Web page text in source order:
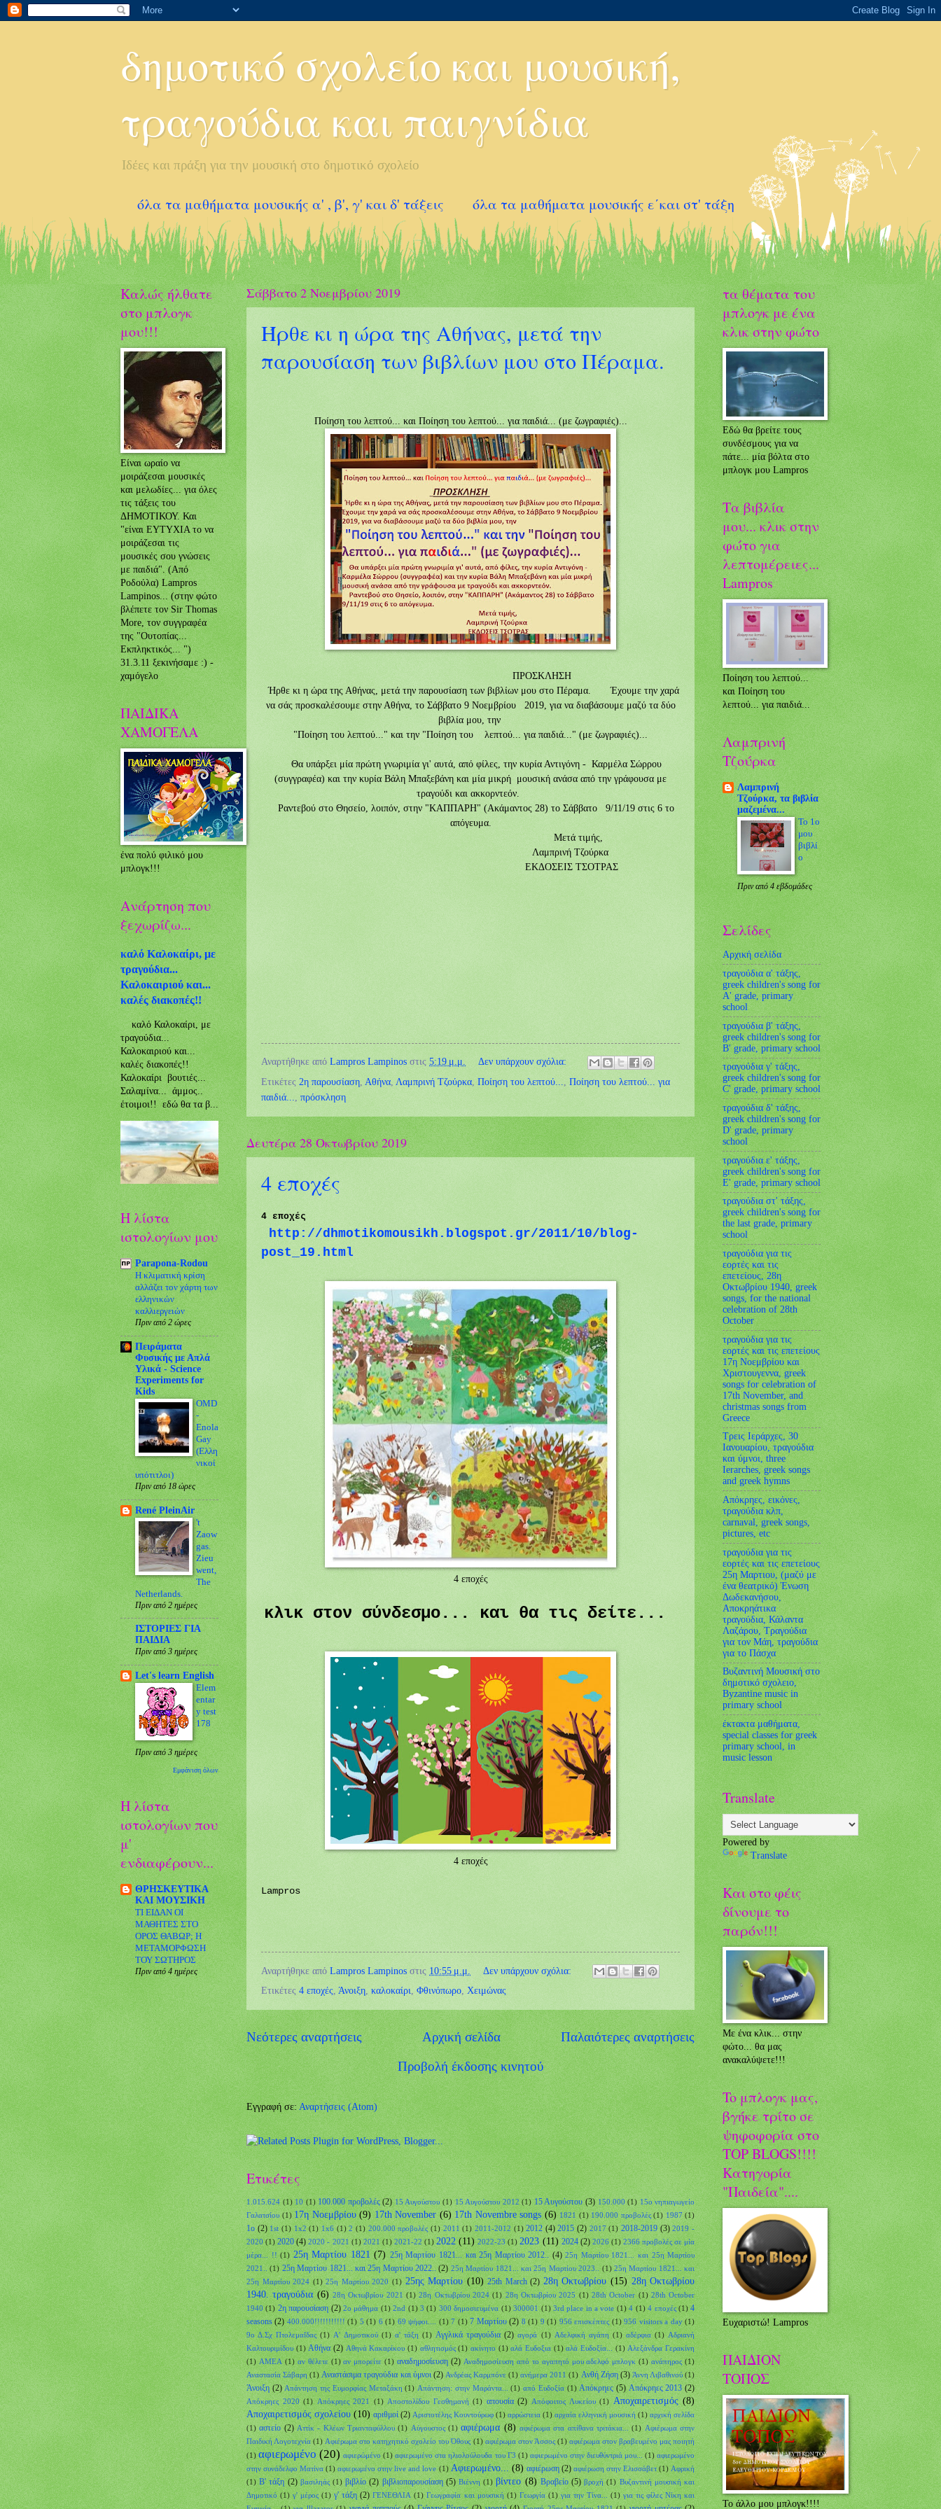
δημοτικό σχολείο και μουσική,
τραγούδια και παιγνίδια
Ιδέες και πράξη για την μουσική στο δημοτικό σχολείο
όλα τα μαθήματα μουσικής α' , β', γ' και δ' τάξεις όλα τα μαθήματα μουσικής ε΄και στ' τάξη
Σάββατο 2 Νοεμβρίου 2019
Ήρθε κι η ώρα της Αθήνας, μετά την
παρουσίαση των βιβλίων μου στο Πέραμα.
Ποίηση του λεπτού... και Ποίηση του λεπτού... για παιδιά... (με ζωγραφιές)...
ΠΡΟΣΚΛΗΣΗ
Ήρθε κι η ώρα της Αθήνας, μετά την παρουσίαση των βιβλίων μου στο Πέραμα. Έχουμε την χαρά
να σάς προσκαλέσουμε στην Αθήνα, το Σάββατο 9 Νοεμβρίου 2019, για να διαβάσουμε μαζύ τα δύο
βιβλία μου, την
"Ποίηση του λεπτού..." και την "Ποίηση του λεπτού... για παιδιά..." (με ζωγραφιές)...
Θα υπάρξει μία πρώτη γνωριμία γι' αυτά, από φίλες, την κυρία Αντιγόνη - Καρμέλα Σώρρου
(συγγραφέα) και την κυρία Βάλη Μπαξεβάνη και μία μικρή μουσική ανάσα από την γράφουσα με
τραγούδι και ακκορντεόν.
Ραντεβού στο Θησείο, λοιπόν, στην "ΚΑΠΠΑΡΗ" (Ακάμαντος 28) το Σάββατο 9/11/19 στις 6 το
απόγευμα.
Μετά τιμής,
Λαμπρινή Τζούρκα
ΕΚΔΟΣΕΙΣ ΤΣΟΤΡΑΣ
Αναρτήθηκε από Lampros Lampinos στις 5:19 μ.μ.
Δεν υπάρχουν σχόλια:
Ετικέτες 2η παρουσίαση Αθήνα Λαμπρινή Τζούρκα Ποίηση του λεπτού...
Ποίηση του λεπτού... για
παιδιά...
πρόσκληση
Δευτέρα 28 Οκτωβρίου 2019
4 εποχές
4 εποχές
http://dhmotikomousikh.blogspot.gr/2011/10/blog-
post_19.html
4 εποχές
κλικ στον σύνδεσμο... και θα τις δείτε...
4 εποχές
Lampros
Αναρτήθηκε από Lampros Lampinos στις 10:55 μ.μ.
Δεν υπάρχουν σχόλια:
Ετικέτες 4 εποχές, Άνοιξη, καλοκαίρι, Φθινόπωρο, Χειμώνας
Νεότερες αναρτήσεις Παλαιότερες αναρτήσεις
Αρχική σελίδα
Προβολή έκδοσης κινητού
Εγγραφή σε: Αναρτήσεις (Atom)
Ετικέτες
1.015.624 (1) 10 (1) 100.000 προβολές (2) 15 Αυγούστου (1) 15 Αυγούστου 2012 (1) 15 Αυγούστου (3) 150.000 (1) 15ο νηπιαγωγείο
Γαλατσίου (1) 17η Νοεμβρίου (9) 17th November (6) 17th Novembre songs (6) 1821 (1) 190.000 προβολές (1) 1987 (1)
1ο (2) 1st (1) 1x2 (1) 1x6 (1) 2 (1) 200.000 προβολές (1) 2011 (1) 2011-2012 (1) 2012 (4) 2015 (2) 2017 (1) 2018-2019 (3) 2019 -
2020 (1) 2020 (4) 2020 - 2021 (1) 2021 (1) 2021-22 (1) 2022 (11) 2022-23 (1) 2023 (11) 2024 (2) 2026 (1) 2366 προβολές σε μία
μέρα... !! (1) 25η Μαρτίου 1821 (7) 25η Μαρτίου 1821... και 25η Μαρτίου 2012.. (4) 25η Μαρτίου 1821... και 25η Μαρτίου
2021.. (1) 25η Μαρτίου 1821... και 25η Μαρτίου 2022.. (2) 25η Μαρτίου 1821... και 25η Μαρτίου 2023.. (1) 25η Μαρτίου 1821... και
25η Μαρτίου 2024 (1) 25η Μαρτίου 2020 (1) 25ης Μαρτίου (10) 25th March (2) 28η Οκτωβρίου (15) 28η Οκτωβρίου
1940. τραγούδια (6) 28η Οκτωβρίου 2021 (1) 28η Οκτωβρίου 2024 (1) 28η Οκτωβρίου 2025 (1) 28th October (1) 28th October
1940 (1) 2η παρουσίαση (2) 2ο μάθημα (1) 2nd (1) 3 (1) 300 δημοσιευμένα (1) 300001 (1) 3rd place in a vote (1) 4 (1) 4 εποχές (1) 4
seasons (2) 400.000!!!!!!!!!!! (1) 5 (1) 6 (1) 69 ψήφοι.... (1) 7 (1) 7 Μαρτίου (2) 8 (1) 9 (1) 956 επισκέπτες (1) 956 visitors a day (1)
9ο Δ.Σχ Πτολεμαΐδας (1) Α' Δημοτικού (1) α' τάξη (1) Αγγλικά τραγούδια (2) αγορά (1) Αδελφική αγάπη (1) αδέρφια (1) Αδριανή
Καλτουριμίδου (1) Αθήνα (2) Αθηνά Κακαρίκου (1) αθλητισμός (1) ακίνητο (1) αλά Ευδοξια (1) αλά Ευδοξία... (1) Αλεξάνδρα Γερακίνη
(1) ΑΜΕΑ (1) αν θέλετε (1) αν μπορείτε (1) αναδημοσίευση (2) Αναδημοσίευση από το αγαπητό μου αδελφό μπλογκ (1) ανάπηρος (1)
Αναστασία Σάβαρη (1) Αναστάσιμα τραγούδια και ύμνοι (2) Ανδρέας Καρμπόνε (1) ανήμερα 2011 (1) Ανθή Ζήση (3) Άννη Λιβαθινού (1)
Άνοιξη (2) Απάντηση της Ευμορφίας Μεταξάκη (1) Απάντηση: στην Μαράντα... (1) από Ευδοξία (1) Απόκρηες (5) Απόκρηες 2013 (2)
Απόκρηες 2020 (1) Απόκρηες 2021 (1) Αποστολίδου Γεσθημανή (1) απουσία (2) Απόφοιτος Λυκείου (1) Αποχαιρετισμός (8)
Αποχαιρετισμός σχολείου (10) αριθμοί (2) Αριστοτέλης Κουντούρωφ (1) αρρώστεια (1) αρχαία ελληνική μουσική (1) αρχική σελίδα
(1) αστείο (2) Αττίκ - Κλέων Τριανταφύλλου (1) Αύγουστος (1) αφιέρωμα (8) αφιέρωμα στα απίθανα τριτάκια... (1) Αφιέρωμα στην
Παιδική Λογοτεχνία (1) Αφιέρωμα στο κατηχητικό σχολείο του Όθους (1) αφιέρωμα στον Άσσος (1) αφιέρωμα στον βραβευμένο μας ποιητή
(1) αφιερωμένο (20) αφιερώμένο (1) αφιερωμένο στα ηλιολούλουδα του Γ3 (1) αφιερωμένο στην διευθύντριά μου... (1) αφιερωμένο
στην συνάδελφο Ματίνα (1) αφιερωμένο στην live and love (1) Αφιερωμένο... (8) αφιέρωση (2) αφιέρωση στην Ελισσάβετ (1) Αφρική
(1) Β' τάξη (2) βασιληάς (1) βιβλίο (2) βιβλιοπαρουσίαση (5) Βιέννη (1) βίντεο (8) Βραβείο (5) βροχή (1) Βυζαντινή μουσική και
Δημοτικό (1) γ' μέρος (1) γ' τάξη (2) ΓΕΝΕΘΛΙΑ (1) Γεωγραφία και μουσική (1) Γεωργία (1) για την Τίνα... (1) για τις φίλες Νίκη και
Καλώς ήλθατε
στο μπλογκ
μου!!!
Είναι ωραίο να
μοιράζεσαι μουσικές
και μελωδίες... για όλες
τις τάξεις του
ΔΗΜΟΤΙΚΟΥ. Και
"είναι ΕΥΤΥΧΙΑ το να
μοιράζεσαι τις
μουσικές σου γνώσεις
με παιδιά". (Από
Ροδούλα) Lampros
Lampinos... (στην φώτο
βλέπετε τον Sir Thomas
More, τον συγγραφέα
της "Ουτοπίας...
Eκπληκτικός... ")
31.3.11 ξεκινήσαμε :) -
χαμόγελο
ΠΑΙΔΙΚΑ
ΧΑΜΟΓΕΛΑ
ένα πολύ φιλικό μου
μπλογκ!!!
Ανάρτηση που
ξεχωρίζω...
καλό Καλοκαίρι, με
τραγούδια...
Καλοκαιριού και...
καλές διακοπές!!
καλό Καλοκαίρι, με
τραγούδια...
Καλοκαιριού και...
καλές διακοπές!!
Καλοκαίρι βουτιές...
Σαλαμίνα... άμμος..
έτοιμοι!! εδώ θα τα β...
Η λίστα
ιστολογίων μου
Parapona-Rodou
Η κλιματική κρίση
αλλάζει τον χάρτη των
ελληνικών
καλλιεργειών
Πριν από 2 ώρες
Πειράματα
Φυσικής με Απλά
Υλικά - Science
Experiments for
Kids
OMD
-
Enola
Gay
(Ελλη
νικοί
υπότιτλοι)
Πριν από 18 ώρες
René PleinAir
't
Zaow
gas.
Zieu
went,
The
Netherlands.
Πριν από 2 ημέρες
ΙΣΤΟΡΙΕΣ ΓΙΑ
ΠΑΙΔΙΑ
Πριν από 3 ημέρες
Let's learn English
Elem
entar
y test
178
Πριν από 3 ημέρες
Εμφάνιση όλων
Η λίστα
ιστολογίων που
μ'
ενδιαφέρουν...
ΘΡΗΣΚΕΥΤΙΚΑ
ΚΑΙ ΜΟΥΣΙΚΗ
ΤΙ ΕΙΔΑΝ ΟΙ
ΜΑΘΗΤΕΣ ΣΤΟ
ΟΡΟΣ ΘΑΒΩΡ; Η
ΜΕΤΑΜΟΡΦΩΣΗ
ΤΟΥ ΣΩΤΗΡΟΣ
Πριν από 4 ημέρες
τα θέματα του
μπλογκ με ένα
κλικ στην φώτο
Εδώ θα βρείτε τους
συνδέσμους για να
πάτε... μία βόλτα στο
μπλογκ μου Lampros
Τα βιβλία
μου... κλικ στην
φώτο για
λεπτομέρειες...
Lampros
Ποίηση του λεπτού...
και Ποίηση του
λεπτού... για παιδιά...
Λαμπρινή
Τζούρκα
Λαμπρινή
Τζούρκα, τα βιβλία
μαζεμένα...
Το 1ο
μου
βιβλί
ο
Πριν από 4 εβδομάδες
Σελίδες
Αρχική σελίδα
τραγούδια α' τάξης,
greek children's song for
A' grade, primary
school
τραγούδια β' τάξης,
greek children's song for
B' grade, primary school
τραγούδια γ' τάξης,
greek children's song for
C' grade, primary school
τραγούδια δ' τάξης,
greek children's song for
D' grade, primary
school
τραγούδια ε' τάξης,
greek children's song for
Ε' grade, primary school
τραγούδια στ' τάξης,
greek children's song for
the last grade, primary
school
τραγούδια για τις
εορτές και τις
επετείους, 28η
Οκτωβρίου 1940, greek
songs, for the national
celebration of 28th
October
τραγούδια για τις
εορτές και τις επετείους
17η Νοεμβρίου και
Χριστουγεννα, greek
songs for celebration of
17th November, and
christmas songs from
Greece
Tρεις Ιεράρχες, 30
Ιανουαρίου, τραγούδια
και ύμνοι, three
Ierarches, greek songs
and greek hymns
Απόκρηες, εικόνες,
τραγούδια κλπ,
carnaval, greek songs,
pictures, etc
τραγούδια για τις
εορτές και τις επετείους
25η Μαρτιου, (μαζύ με
ένα θεατρικό) Ένωση
Δωδεκανήσου,
Αποκρηάτικα
τραγούδια, Κάλαντα
Λαζάρου, Τραγούδια
για τον Μάη, τραγούδια
για το Πάσχα
Bυζαντινή Μουσική στο
δημοτικό σχολειο,
Byzantine music in
primary school
έκτακτα μαθήματα,
special classes for greek
primary school, in
music lesson
Translate
Powered by
Translate
Και στο φέις
δίνουμε το
παρόν!!!
Με ένα κλικ... στην
φώτο... θα μας
ανακαλύψετε!!!
To μπλογκ μας,
βγήκε τρίτο σε
ψηφοφορία στο
TOP BLOGS!!!!
Κατηγορία
"Παιδεία"....
Ευχαριστώ! Lampros
ΠΑΙΔΙΟΝ
ΤΟΠΟΣ
To άλλο μου μπλογκ!!!!